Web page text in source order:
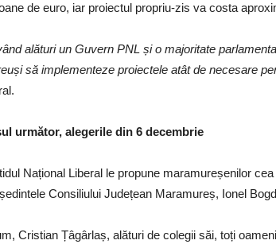
de euro, iar proiectul propriu-zis va costa
alături un Guvern PNL și o majoritate
să implementeze proiectele atât de necesare
următor, alegerile din 6 decembrie
Național Liberal le propune maramureșenilor
Consiliului Județean Maramureș, Ionel
Cristian Țâgârlaș, alături de colegii săi, toți